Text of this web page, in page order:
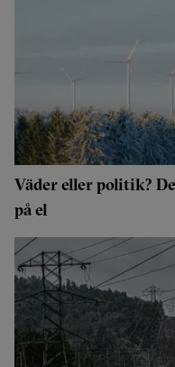
Väder eller politik?
på el